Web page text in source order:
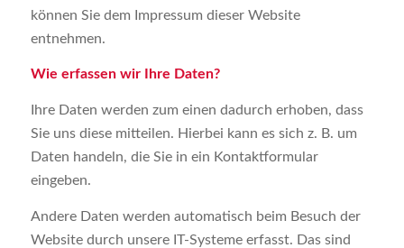
können Sie dem Impressum dieser Website
entnehmen.
Wie erfassen wir Ihre Daten?
Ihre Daten werden zum einen dadurch erhoben, dass
Sie uns diese mitteilen. Hierbei kann es sich z. B. um
Daten handeln, die Sie in ein Kontaktformular
eingeben.
Andere Daten werden automatisch beim Besuch der
Website durch unsere IT-Systeme erfasst. Das sind